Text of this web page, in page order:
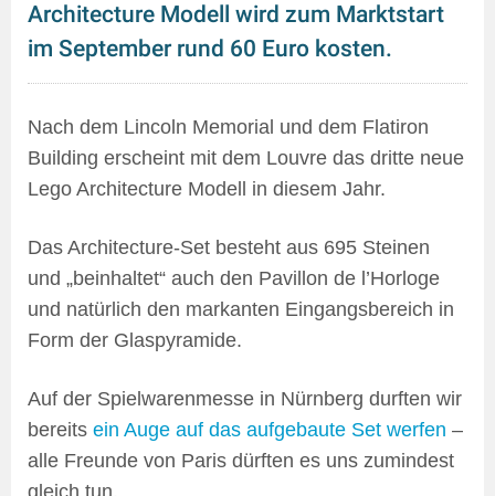
Architecture Modell wird zum Marktstart
im September rund 60 Euro kosten.
Nach dem Lincoln Memorial und dem Flatiron
Building erscheint mit dem Louvre das dritte neue
Lego Architecture Modell in diesem Jahr.
Das Architecture-Set besteht aus 695 Steinen
und „beinhaltet“ auch den Pavillon de l’Horloge
und natürlich den markanten Eingangsbereich in
Form der Glaspyramide.
Auf der Spielwarenmesse in Nürnberg durften wir
bereits ein Auge auf das aufgebaute Set werfen –
alle Freunde von Paris dürften es uns zumindest